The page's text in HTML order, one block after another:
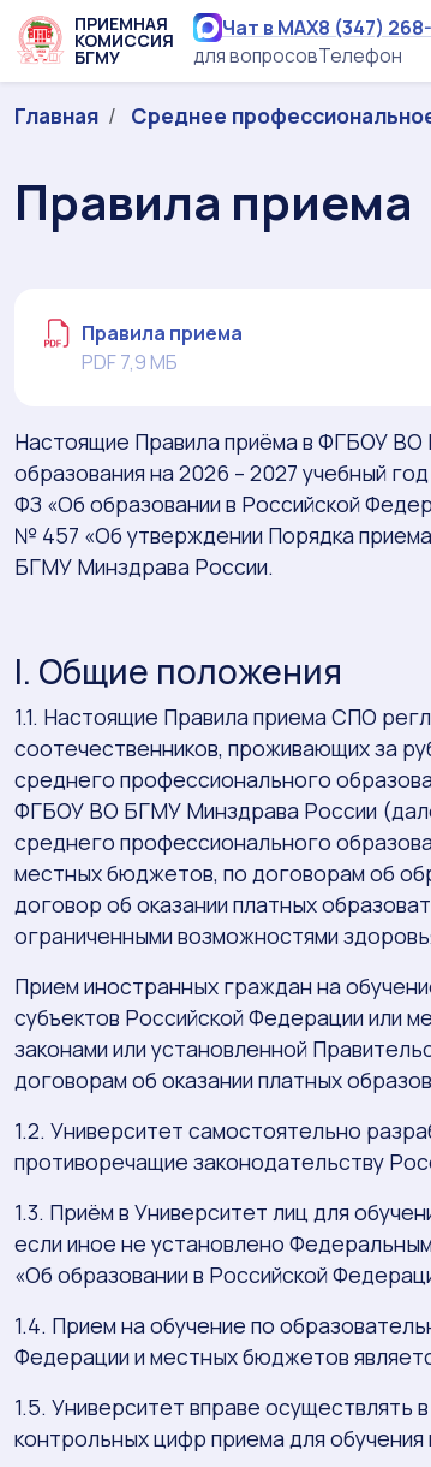
ПРИЕМНАЯ
КОМИССИЯ
БГМУ
Чат в MAX
для вопросов
8 (347)
Телефон
Главная Среднее
Правила приема
Правила приема
PDF 7,9 МБ
Настоящие Правила приёма в ФГБОУ
образования на 2026 – 2027 учебный
ФЗ «Об образовании в Российской
№ 457 «Об утверждении Порядка
БГМУ Минздрава России.
I. Общие положения
1.1. Настоящие Правила приема СПО
соотечественников, проживающих за
среднего профессионального
ФГБОУ ВО БГМУ Минздрава России
среднего профессионального
местных бюджетов, по договорам об
договор об оказании платных
ограниченными возможностями
Прием иностранных граждан на
субъектов Российской Федерации или
законами или установленной
договорам об оказании платных
1.2. Университет самостоятельно
противоречащие законодательству
1.3. Приём в Университет лиц для
если иное не установлено
«Об образовании в Российской
1.4. Прием на обучение по
Федерации и местных бюджетов
1.5. Университет вправе осуществлять
контрольных цифр приема для